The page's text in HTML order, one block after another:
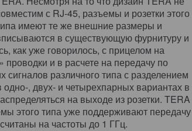
с RJ-45, разъемы и розетки этого
имеют те же внешние размеры и
в существующую фурнитуру и
как уже говорилось, с прицелом на
и в расчете на передачу по
различного типа с разделением
, двух- и четырехпарных вариантах в
на выходе из розетки. TERA
этого типа уже поддерживают передачу
на частоты до 1 ГГц.